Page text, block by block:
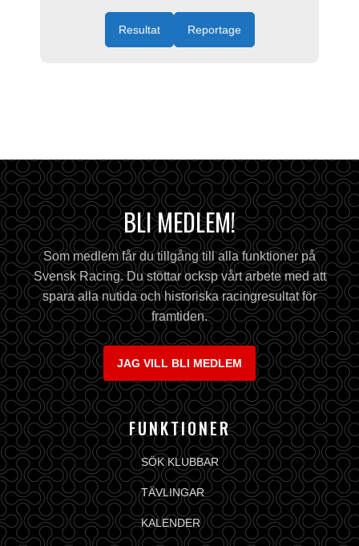
Resultat Reportage
BLI MEDLEM!
Som medlem får du tillgång till alla funktioner på
Svensk Racing. Du stöttar ocksp vårt arbete med att
spara alla nutida och historiska racingresultat för
framtiden.
JAG VILL BLI MEDLEM
FUNKTIONER
SÖK KLUBBAR
TÄVLINGAR
KALENDER